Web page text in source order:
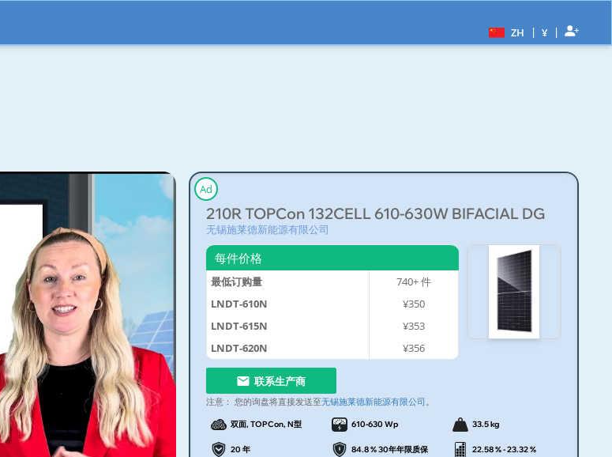
ZH | ¥ |
Ad
210R TOPCon 132CELL 610-630W BIFACIAL DG
无锡施莱德新能源有限公司
每件价格
最低订购量 740+件
LNDT-610N
¥350
LNDT-615N
¥353
LNDT-620N
¥356
联系生产商
注意： 您的询盘将直接发送至无锡施莱德新能源有限公司 。
双面, TOPCon, N型 610-630 Wp 33.5 kg
20 年 84.8 % 30年年限质保 22.58 % - 23.32 %